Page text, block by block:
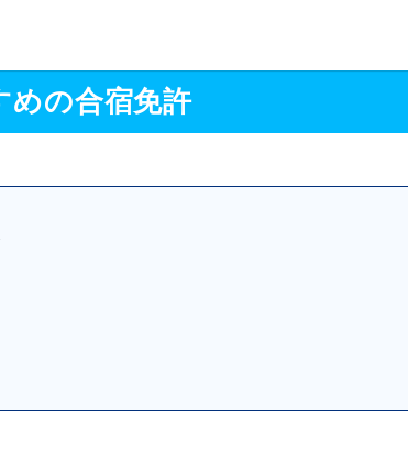
めの合宿免許